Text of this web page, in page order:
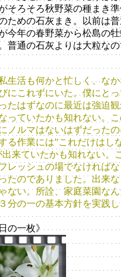
そろそろ秋野菜の種まき
ための石灰まき。以前は
今年の春野菜から松島の
普通の石灰よりは大粒な
生活も何かと忙しく、な
にこれずにいた。僕にと
たはずなのに最近は強迫
っていたかも知れない。
ノルマはないはずだった
る作業には”これだけはし
来ていたかも知れない。
レッシュの場でなければ
たのでありました。出来
ない。所詮、家庭菜園な
分の一の基本方針を実践
枚》